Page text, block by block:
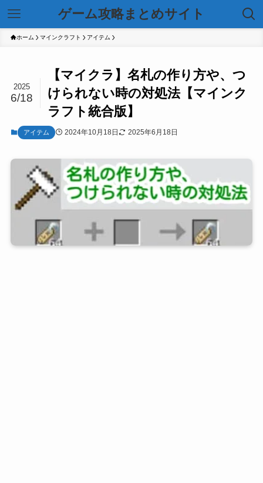
ゲーム攻略まとめサイト
ホーム マインクラフト アイテム
【マイクラ】名札の作り方や、つ
けられない時の対処法【マインク
ラフト統合版】
2025
6/18
アイテム 2024年10月18日 2025年6月18日